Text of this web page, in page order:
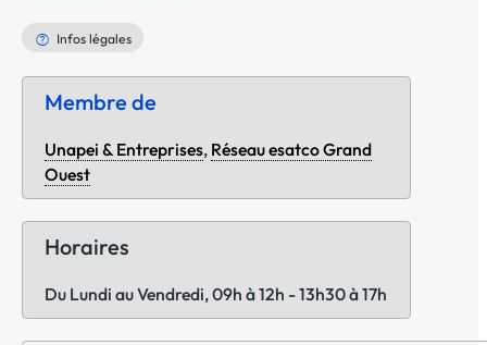
Infos légales
Membre de
Unapei & Entreprises, Réseau esatco Grand
Ouest
Horaires
Du Lundi au Vendredi, 09h à 12h - 13h30 à 17h